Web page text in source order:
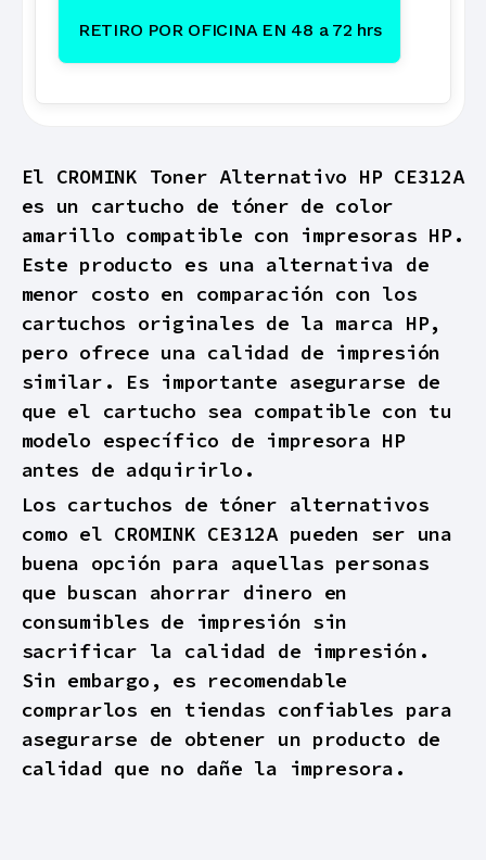
RETIRO POR OFICINA EN 48 a 72 hrs
El CROMINK Toner Alternativo HP CE312A
es un cartucho de tóner de color
amarillo compatible con impresoras HP.
Este producto es una alternativa de
menor costo en comparación con los
cartuchos originales de la marca HP,
pero ofrece una calidad de impresión
similar. Es importante asegurarse de
que el cartucho sea compatible con tu
modelo específico de impresora HP
antes de adquirirlo.
Los cartuchos de tóner alternativos
como el CROMINK CE312A pueden ser una
buena opción para aquellas personas
que buscan ahorrar dinero en
consumibles de impresión sin
sacrificar la calidad de impresión.
Sin embargo, es recomendable
comprarlos en tiendas confiables para
asegurarse de obtener un producto de
calidad que no dañe la impresora.